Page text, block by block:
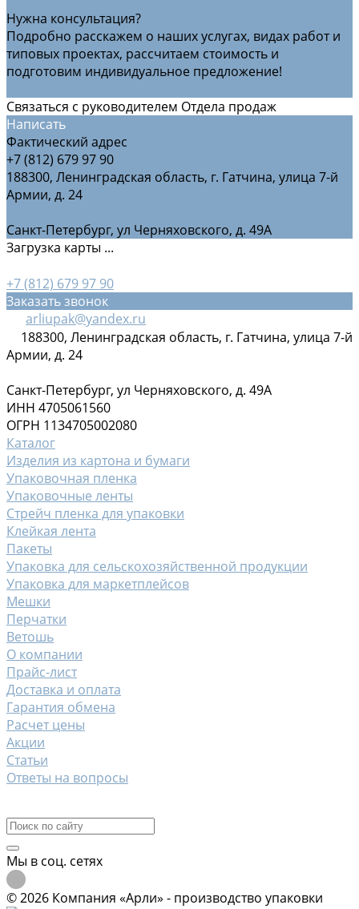
Нужна консультация?
Подробно расскажем о наших услугах, видах работ и
типовых проектах, рассчитаем стоимость и
подготовим индивидуальное предложение!
Связаться с руководителем Отдела продаж
Написать
Фактический адрес
+7 (812) 679 97 90
188300, Ленинградская область, г. Гатчина, улица 7-й
Армии, д. 24
Санкт-Петербург, ул Черняховского, д. 49А
Загрузка карты ...
+7 (812) 679 97 90
Заказать звонок
arliupak@yandex.ru
188300, Ленинградская область, г. Гатчина, улица 7-й
Армии, д. 24
Санкт-Петербург, ул Черняховского, д. 49А
ИНН 4705061560
ОГРН 1134705002080
Каталог
Изделия из картона и бумаги
Упаковочная пленка
Упаковочные ленты
Стрейч пленка для упаковки
Клейкая лента
Пакеты
Упаковка для сельскохозяйственной продукции
Упаковка для маркетплейсов
Мешки
Перчатки
Ветошь
О компании
Прайс-лист
Доставка и оплата
Гарантия обмена
Расчет цены
Акции
Статьи
Ответы на вопросы
Мы в соц. сетях
© 2026 Компания «Арли» - производство упаковки